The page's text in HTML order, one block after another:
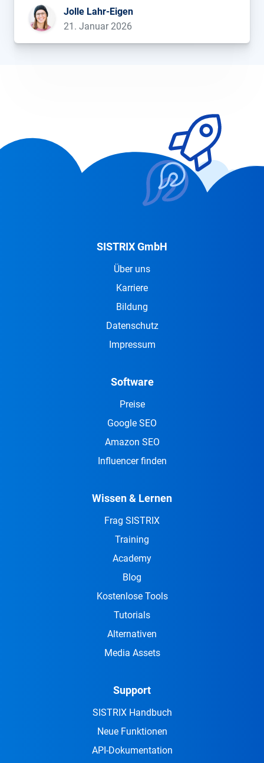
IMDB, die Deutsche Börse oder Lotto Sachsen-
Anhalt dabei vorgegangen […]...
Jolle Lahr-Eigen
21. Januar 2026
SISTRIX GmbH
Über uns
Karriere
Bildung
Datenschutz
Impressum
Software
Preise
Google SEO
Amazon SEO
Influencer finden
Wissen & Lernen
Frag SISTRIX
Training
Academy
Blog
Kostenlose Tools
Tutorials
Alternativen
Media Assets
Support
SISTRIX Handbuch
Neue Funktionen
API-Dokumentation